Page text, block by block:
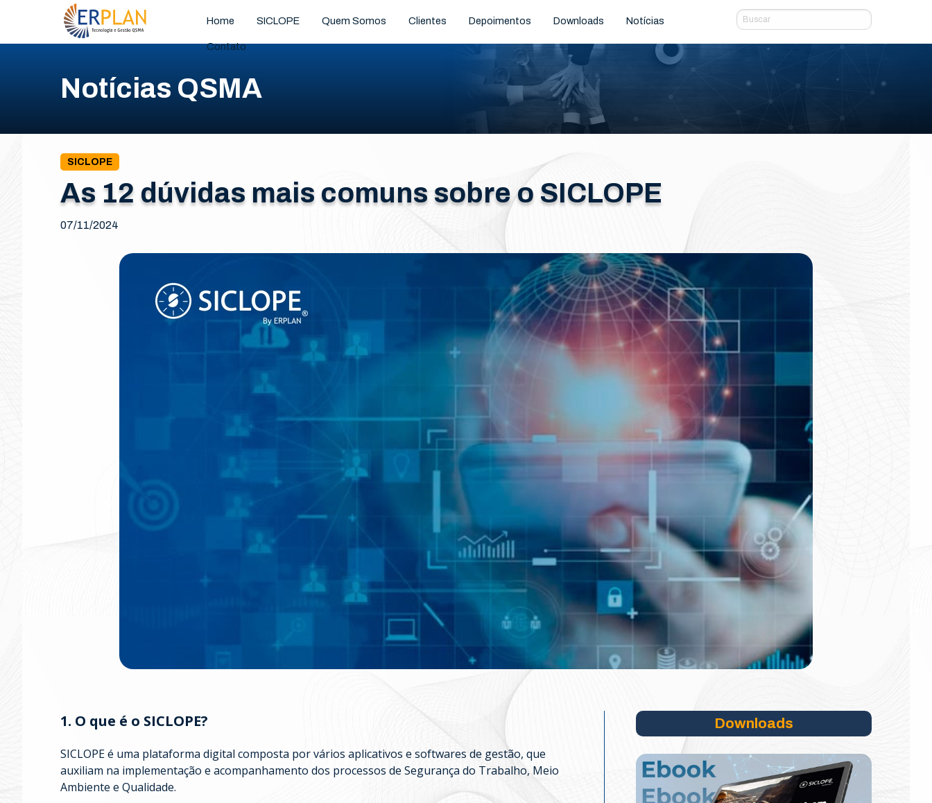
Home SICLOPE Quem Somos Clientes Depoimentos Downloads Notícias
Contato
Notícias QSMA
SICLOPE
As 12 dúvidas mais comuns sobre o SICLOPE
07/11/2024
1. O que é o SICLOPE?
SICLOPE é uma plataforma digital composta por vários aplicativos e softwares de gestão, que
auxiliam na implementação e acompanhamento dos processos de Segurança do Trabalho, Meio
Ambiente e Qualidade.
Downloads